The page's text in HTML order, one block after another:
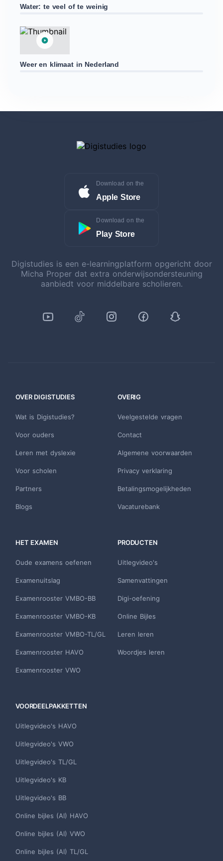
Water: te veel of te weinig
Weer en klimaat in Nederland
Download on the
Apple Store
Download on the
Play Store
Digistudies is een e-learningplatform opgericht door
Micha Proper dat extra onderwijsondersteuning
aanbiedt voor middelbare scholieren.
OVER DIGISTUDIES
Wat is Digistudies?
Voor ouders
Leren met dyslexie
Voor scholen
Partners
Blogs
OVERIG
Veelgestelde vragen
Contact
Algemene voorwaarden
Privacy verklaring
Betalingsmogelijkheden
Vacaturebank
HET EXAMEN
Oude examens oefenen
Examenuitslag
Examenrooster VMBO-BB
Examenrooster VMBO-KB
Examenrooster VMBO-TL/GL
Examenrooster HAVO
Examenrooster VWO
PRODUCTEN
Uitlegvideo's
Samenvattingen
Digi-oefening
Online Bijles
Leren leren
Woordjes leren
VOORDEELPAKKETTEN
Uitlegvideo's HAVO
Uitlegvideo's VWO
Uitlegvideo's TL/GL
Uitlegvideo's KB
Uitlegvideo's BB
Online bijles (AI) HAVO
Online bijles (AI) VWO
Online bijles (AI) TL/GL